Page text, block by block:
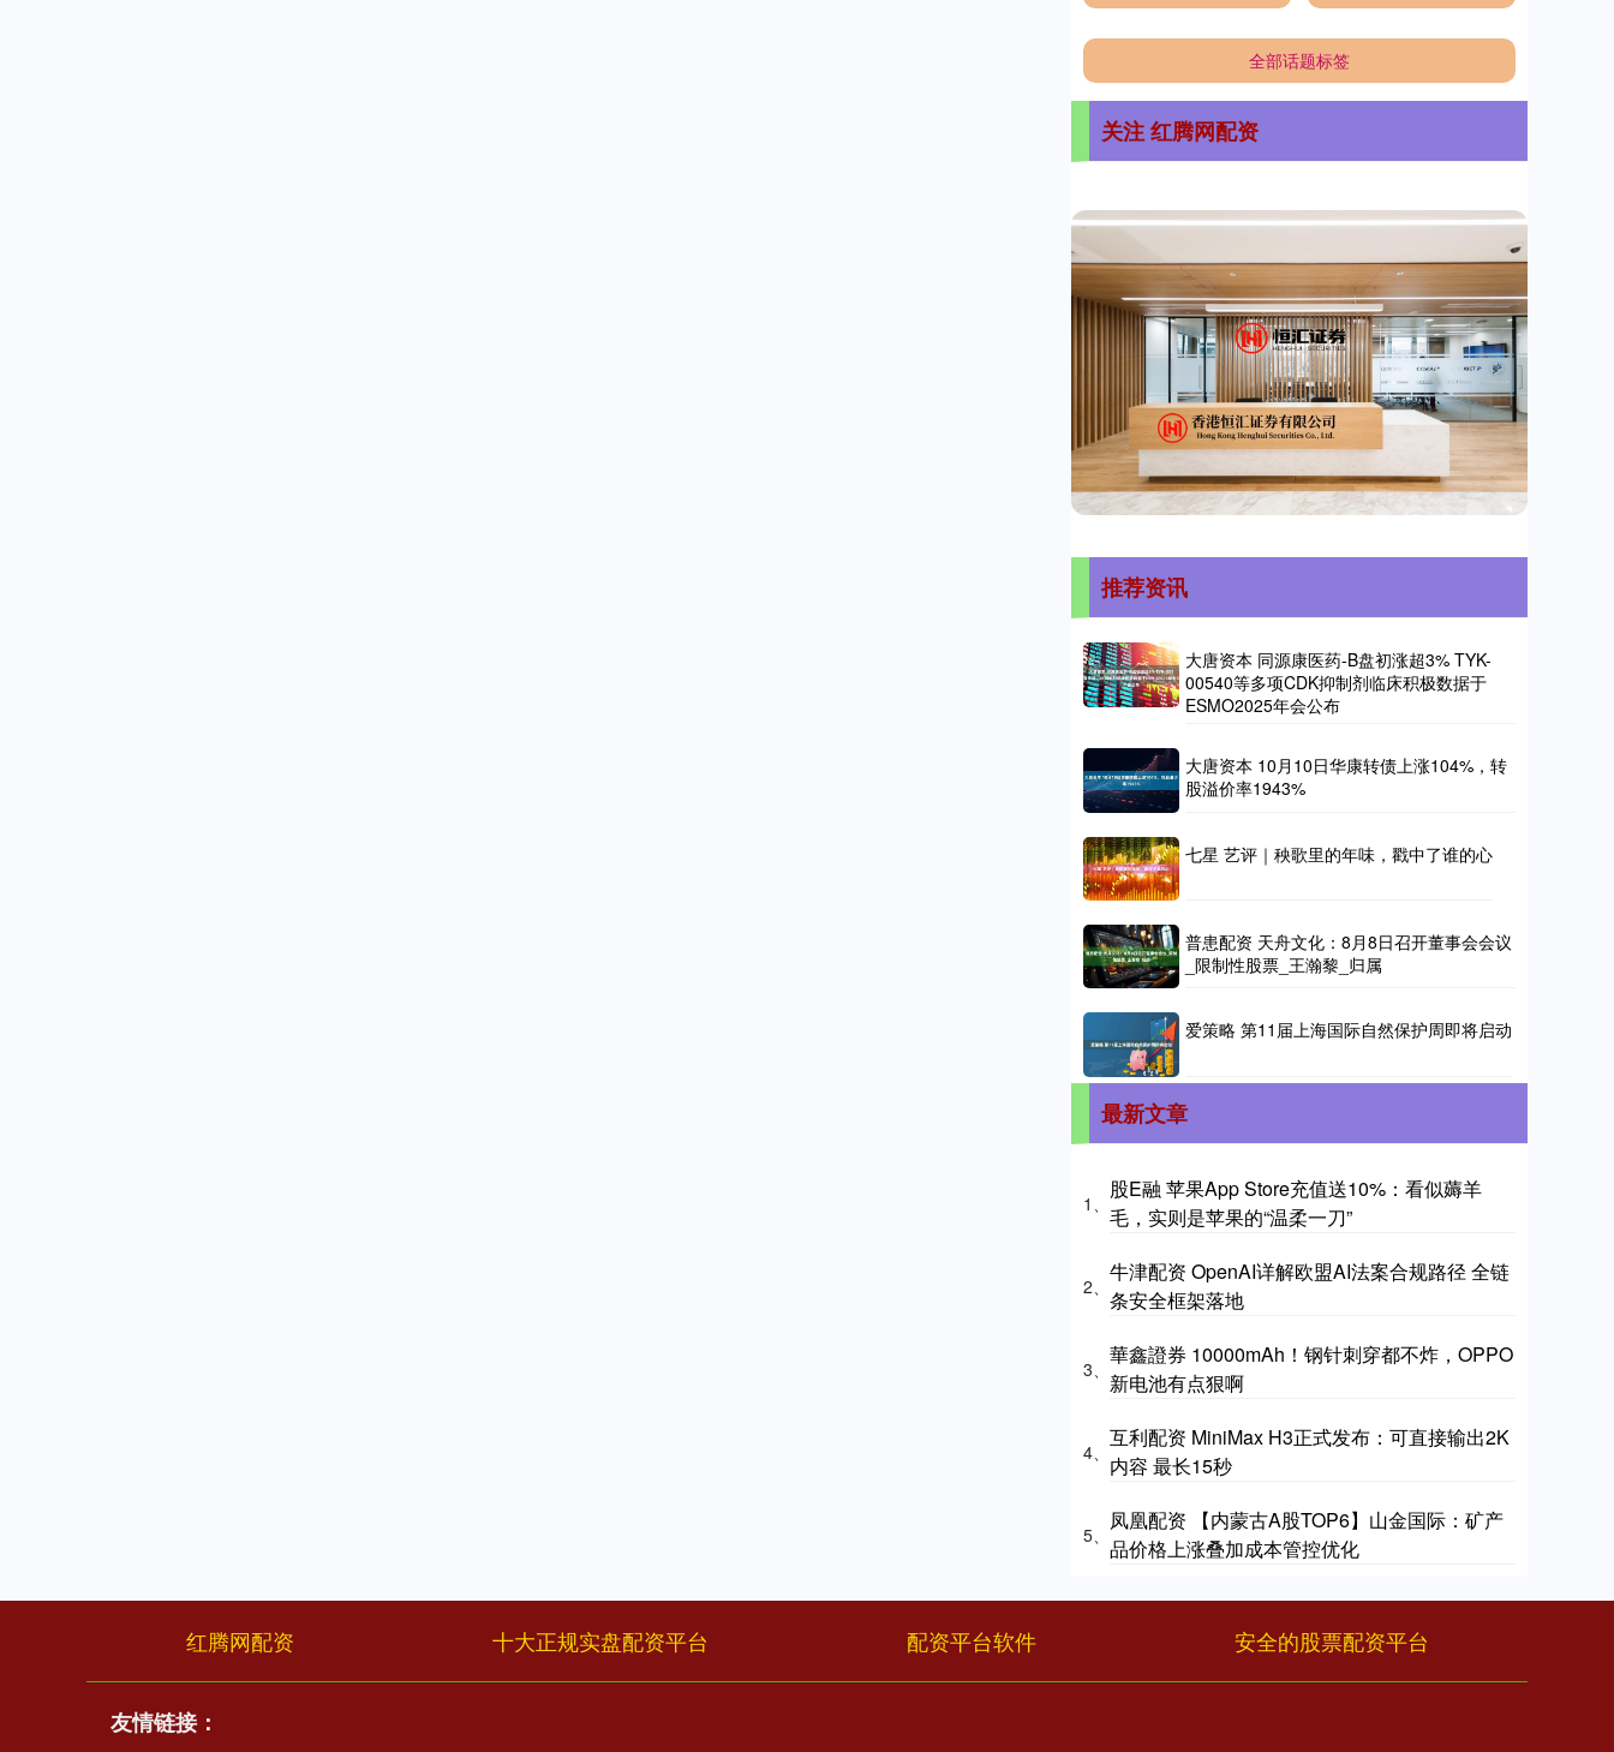
全部话题标签
关注 红腾网配资
推荐资讯
大唐资本 同源康医药-B盘初涨超3% TYK-
00540等多项CDK抑制剂临床积极数据于
ESMO2025年会公布
大唐资本 10月10日华康转债上涨104%，转
股溢价率1943%
七星 艺评｜秧歌里的年味，戳中了谁的心
普患配资 天舟文化：8月8日召开董事会会议
_限制性股票_王瀚黎_归属
爱策略 第11届上海国际自然保护周即将启动
最新文章
1、
股E融 苹果App Store充值送10%：看似薅羊
毛，实则是苹果的“温柔一刀”
2、
牛津配资 OpenAI详解欧盟AI法案合规路径 全链
条安全框架落地
3、
華鑫證券 10000mAh！钢针刺穿都不炸，OPPO
新电池有点狠啊
4、
互利配资 MiniMax H3正式发布：可直接输出2K
内容 最长15秒
5、
凤凰配资 【内蒙古A股TOP6】山金国际：矿产
品价格上涨叠加成本管控优化
红腾网配资 十大正规实盘配资平台 配资平台软件 安全的股票配资平台
友情链接：